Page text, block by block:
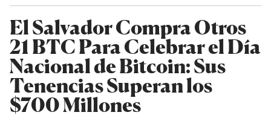
El Salvador Compra Otros
21 BTC Para Celebrar el Día
Nacional de Bitcoin: Sus
Tenencias Superan los
$700 Millones